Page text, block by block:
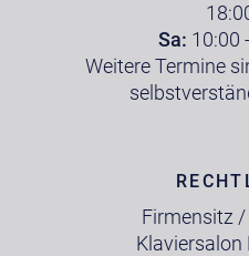
Sa: 10:00
Weitere Termine
Firmensitz
Klaviersalon